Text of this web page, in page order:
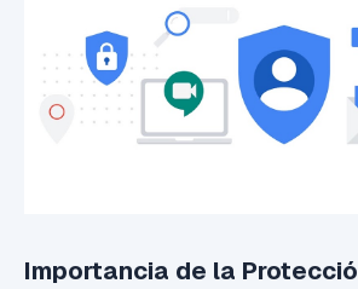
Importancia de la